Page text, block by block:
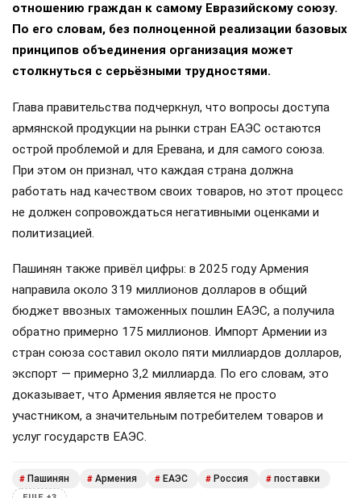
отношению граждан к самому Евразийскому союзу.
По его словам, без полноценной реализации базовых
принципов объединения организация может
столкнуться с серьёзными трудностями.
Глава правительства подчеркнул, что вопросы доступа
армянской продукции на рынки стран ЕАЭС остаются
острой проблемой и для Еревана, и для самого союза.
При этом он признал, что каждая страна должна
работать над качеством своих товаров, но этот процесс
не должен сопровождаться негативными оценками и
политизацией.
Пашинян также привёл цифры: в 2025 году Армения
направила около 319 миллионов долларов в общий
бюджет ввозных таможенных пошлин ЕАЭС, а получила
обратно примерно 175 миллионов. Импорт Армении из
стран союза составил около пяти миллиардов долларов,
экспорт — примерно 3,2 миллиарда. По его словам, это
доказывает, что Армения является не просто
участником, а значительным потребителем товаров и
услуг государств ЕАЭС.
# Пашинян # Армения # ЕАЭС # Россия # поставки